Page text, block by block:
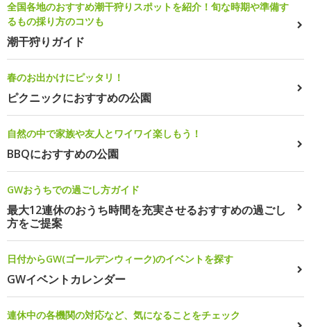
全国各地のおすすめ潮干狩りスポットを紹介！旬な時期や準備す
るもの採り方のコツも
潮干狩りガイド
春のお出かけにピッタリ！
ピクニックにおすすめの公園
自然の中で家族や友人とワイワイ楽しもう！
BBQにおすすめの公園
GWおうちでの過ごし方ガイド
最大12連休のおうち時間を充実させるおすすめの過ごし
方をご提案
日付からGW(ゴールデンウィーク)のイベントを探す
GWイベントカレンダー
連休中の各機関の対応など、気になることをチェック